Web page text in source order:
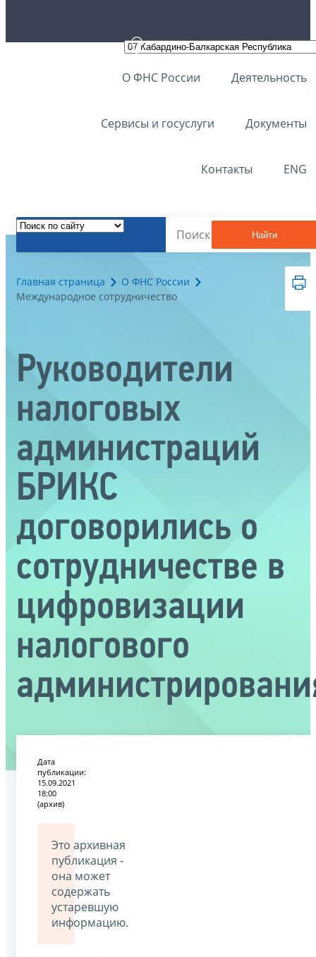
О ФНС России Деятельность
Сервисы и госуслуги Документы
Контакты ENG
Найти
Главная страница
О ФНС России
Международное сотрудничество
Руководители
налоговых
администраций
БРИКС
договорились о
сотрудничестве в
цифровизации
налогового
Дата
публикации:
15.09.2021
18:00
(архив)
Это архивная
публикация -
она может
содержать
устаревшую
информацию.